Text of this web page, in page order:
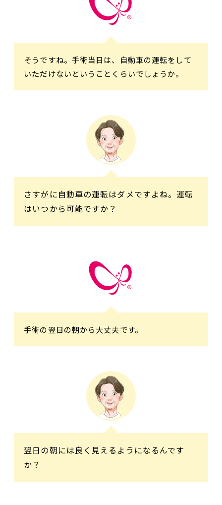
そうですね。手術当日は、自動車の運転をして
いただけないということくらいでしょうか。
さすがに自動車の運転はダメですよね。運転
はいつから可能ですか？
手術の翌日の朝から大丈夫です。
翌日の朝には良く見えるようになるんです
か？